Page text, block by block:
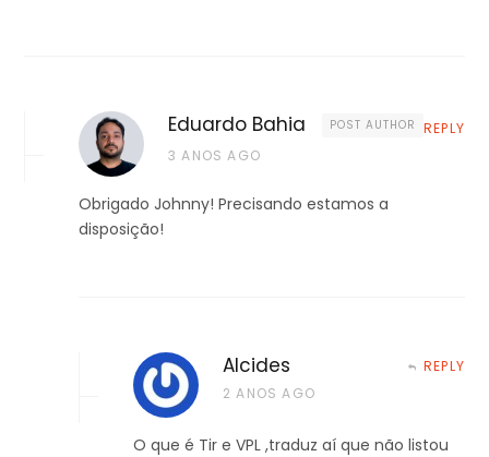
Eduardo Bahia POST AUTHOR
3 ANOS AGO
REPLY
Obrigado Johnny! Precisando estamos a
disposição!
Alcides
2 ANOS AGO
REPLY
O que é Tir e VPL ,traduz aí que não listou